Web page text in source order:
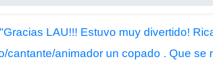
"Gracias LAU!!! Estuvo muy divertido!
cantante/animador un copado . Que se